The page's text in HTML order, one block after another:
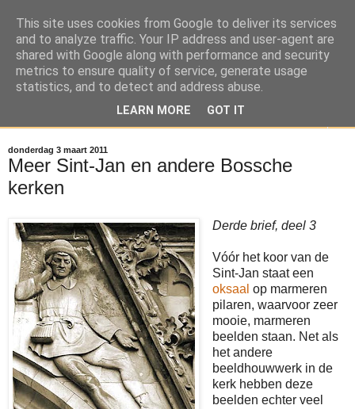
Reizen door de Meierij
Brabant door de ogen van Stephanus Hanewinckel
donderdag 3 maart 2011
Meer Sint-Jan en andere Bossche
kerken
Derde brief, deel 3
Vóór het koor van de
Sint-Jan staat een
oksaal op marmeren
pilaren, waarvoor zeer
mooie, marmeren
beelden staan. Net als
het andere
beeldhouwwerk in de
kerk hebben deze
beelden echter veel
This site uses cookies from Google to deliver its services
and to analyze traffic. Your IP address and user-agent are
shared with Google along with performance and security
metrics to ensure quality of service, generate usage
statistics, and to detect and address abuse.
LEARN MORE GOT IT